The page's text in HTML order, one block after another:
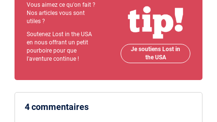
Vous aimez ce qu'on fait ?
Nos articles vous sont
utiles ?
Soutenez Lost in the USA
en nous offrant un petit
pourboire pour que
l'aventure continue !
Je soutiens Lost in
the USA
4 commentaires